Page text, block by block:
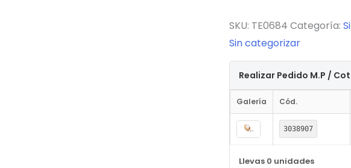
SKU: TE0684 Categoría:
Sin categorizar
Realizar Pedido M.P /
Galería Cód.
3038907
Llevas 0 unidades